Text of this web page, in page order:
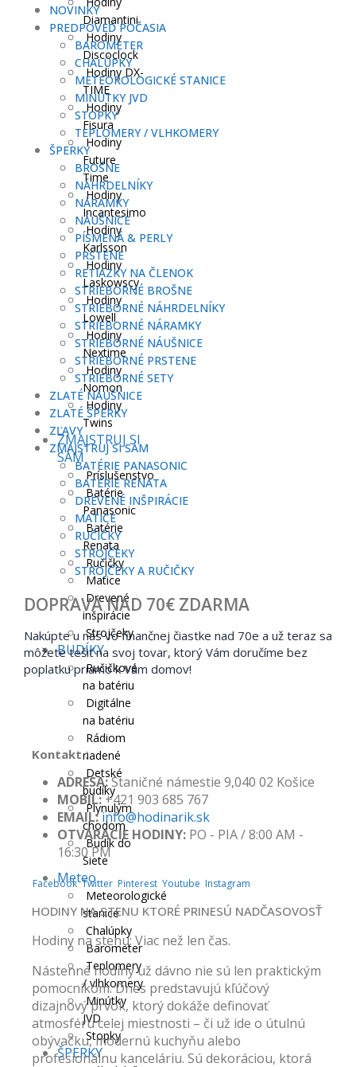
Diamantini
Hodiny
Discoclock
Hodiny DX-
TIME
Hodiny
Fisura
Hodiny
Future
Time
Hodiny
Incantesimo
Hodiny
Karlsson
Hodiny
Laskowscy
Hodiny
Lowell
Hodiny
Nextime
Hodiny
Nomon
Hodiny
Twins
ZMAJSTRUJ SI
SÁM
Príslušenstvo
Batérie
Panasonic
Batérie
Renata
Ručičky
Matice
Drevené
inšpirácie
Strojčeky
BUDÍKY
Ručičkové
na batériu
Digitálne
na batériu
Rádiom
riadené
Detské
budíky
Plynulým
chodom
Budík do
Siete
Meteo
Meteorologické
stanice
Chalúpky
Barometer
Teplomery
/ vlhkomery
Minútky
JVD
Stopky
ŠPERKY
NOVINKY
PREDPOVEĎ POČASIA
BAROMETER
CHALÚPKY
METEOROLOGICKÉ STANICE
MINÚTKY JVD
STOPKY
TEPLOMERY / VLHKOMERY
ŠPERKY
BROŠNE
NÁHRDELNÍKY
NÁRAMKY
NÁUŠNICE
PÍSMENÁ & PERLY
PRSTENE
RETIAZKY NA ČLENOK
STRIEBORNÉ BROŠNE
STRIEBORNÉ NÁHRDELNÍKY
STRIEBORNÉ NÁRAMKY
STRIEBORNÉ NÁUŠNICE
STRIEBORNÉ PRSTENE
STRIEBORNÉ SETY
ZLATÉ NÁUŠNICE
ZLATÉ ŠPERKY
ZĽAVY
ZMAJSTRUJ SI SÁM
BATÉRIE PANASONIC
BATÉRIE RENATA
DREVENÉ INŠPIRÁCIE
MATICE
RUČIČKY
STROJČEKY
STROJČEKY A RUČIČKY
DOPRAVA NAD 70€ ZDARMA
Nakúpte u nás vo finančnej čiastke nad 70e a už teraz sa
môžete tešiť na svoj tovar, ktorý Vám doručíme bez
poplatku priamo k Vám domov!
Kontakt :
ADRESA:Staničné námestie 9,040 02 Košice
MOBIL:+421 903 685 767
EMAIL:info@hodinarik.sk
OTVÁRACIE HODINY: PO - PIA / 8:00 AM -
16:30 PM
Facebook Twitter Pinterest Youtube Instagram
HODINY NA STENU KTORÉ PRINESÚ NADČASOVOSŤ
Hodiny na stenu: Viac než len čas.
Nástenné hodiny už dávno nie sú len praktickým
pomocníkom. Dnes predstavujú kľúčový
dizajnový prvok, ktorý dokáže definovať
atmosféru celej miestnosti – či už ide o útulnú
obývačku, modernú kuchyňu alebo
profesionálnu kanceláriu. Sú dekoráciou, ktorá